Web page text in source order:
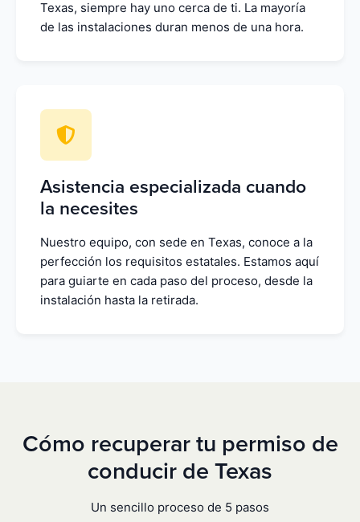
Texas, siempre hay uno cerca de ti. La mayoría
de las instalaciones duran menos de una hora.
Asistencia especializada cuando
la necesites
Nuestro equipo, con sede en Texas, conoce a la
perfección los requisitos estatales. Estamos aquí
para guiarte en cada paso del proceso, desde la
instalación hasta la retirada.
Cómo recuperar tu permiso de
conducir de Texas
Un sencillo proceso de 5 pasos